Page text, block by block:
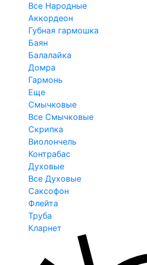
Все Народные
Аккордеон
Губная гармошка
Баян
Балалайка
Домра
Гармонь
Еще
Смычковые
Все Смычковые
Скрипка
Виолончель
Контрабас
Духовые
Все Духовые
Саксофон
Флейта
Труба
Кларнет